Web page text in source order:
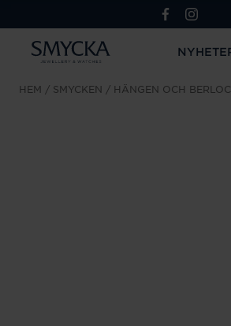
HEM SMYCKEN HÄNGEN OCH